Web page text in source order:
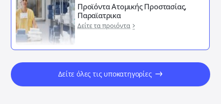
Προϊόντα Ατομικής Προστασίας,
Παραϊατρικα
Δείτε τα προιόντα
Δείτε όλες τις υποκατηγορίες